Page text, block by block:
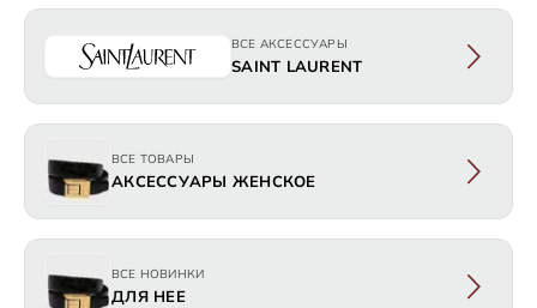
ВСЕ АКСЕССУАРЫ
SAINT LAURENT
ВСЕ ТОВАРЫ
АКСЕССУАРЫ ЖЕНСКОЕ
ВСЕ НОВИНКИ
ДЛЯ НЕЕ